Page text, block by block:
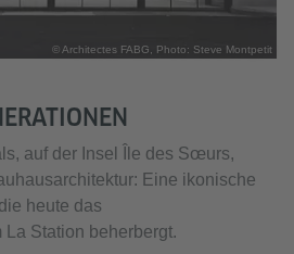
© Architectes FABG, Photo: Steve Montpetit
auf der Insel Île des Sœurs,
Eine ikonische
heute das
Station beherbergt.